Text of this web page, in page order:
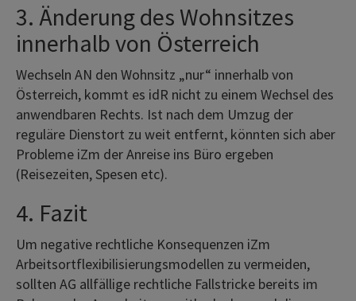
3. Änderung des Wohnsitzes
innerhalb von Österreich
Wechseln AN den Wohnsitz „nur“ innerhalb von
Österreich, kommt es idR nicht zu einem Wechsel des
anwendbaren Rechts. Ist nach dem Umzug der
reguläre Dienstort zu weit entfernt, könnten sich aber
Probleme iZm der Anreise ins Büro ergeben
(Reisezeiten, Spesen etc).
4. Fazit
Um negative rechtliche Konsequenzen iZm
Arbeitsortflexibilisierungsmodellen zu vermeiden,
sollten AG allfällige rechtliche Fallstricke bereits im